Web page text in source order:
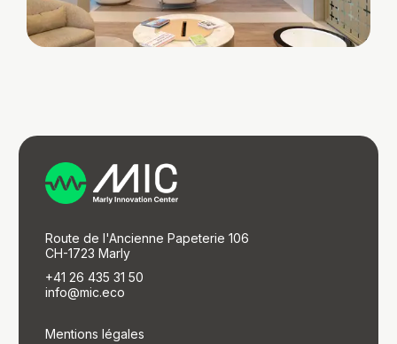
Route de l'Ancienne Papeterie 106
CH-1723 Marly
+41 26 435 31 50
info@mic.eco
Mentions légales